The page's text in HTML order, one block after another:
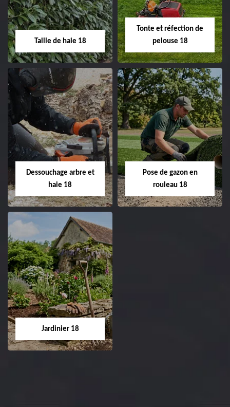
d'arbre 18 Cher tel:
02.52.56.49.40
Entreprise abattage
Taille de haie 18
Taille de haie 18
Entreprise taille de haie
18 Cher tel:
02.52.56.49.40
Tonte et réfection de
pelouse 18
Tonte et réfection
de pelouse 18
Entreprise tonte et
Cher tel: 02.52.56.49.40
Dessouchage arbre et
haie 18
Dessouchage arbre
et haie 18
Entreprise dessouchage
arbre et haie 18 Cher
Pose de gazon en
rouleau 18
Jardinier 18